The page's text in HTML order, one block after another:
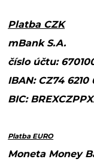
Platba CZK
mBank S.A.
číslo účtu:
IBAN: CZ74 6210
BIC:
Platba EURO
Moneta Money